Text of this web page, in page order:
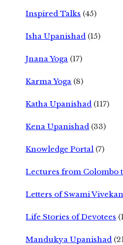
Inspired Talks (45)
Isha Upanishad (15)
Jnana Yoga (17)
Karma Yoga (8)
Katha Upanishad (117)
Kena Upanishad (33)
Knowledge Portal (7)
Lectures from Colombo
Letters of Swami
Life Stories of Devotees
Mandukya Upanishad